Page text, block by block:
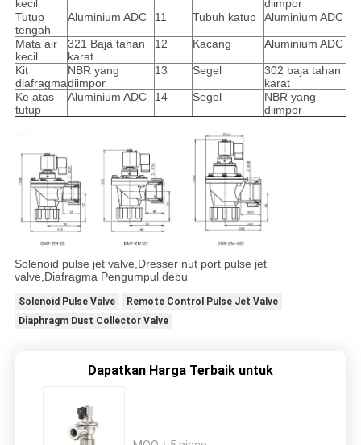
kecil
diimpor
Tutup
tengah
Aluminium ADC 11 Tubuh katup Aluminium ADC
Mata air
kecil
321 Baja tahan
karat
12 Kacang Aluminium ADC
Kit
diafragma
NBR yang
diimpor
13 Segel
302 baja tahan
karat
Ke atas
tutup
Aluminium ADC 14 Segel
NBR yang
diimpor
Solenoid pulse jet valve,Dresser nut port pulse jet
valve,Diafragma Pengumpul debu
Solenoid Pulse Valve
Remote Control Pulse Jet Valve
Diaphragm Dust Collector Valve
Dapatkan Harga Terbaik untuk